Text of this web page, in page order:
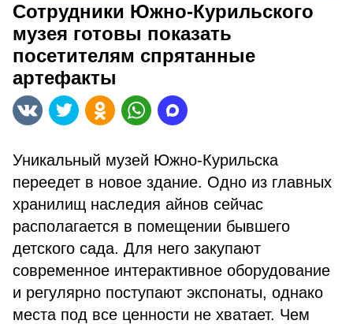
Сотрудники Южно-Курильского
музея готовы показать
посетителям спрятанные
артефакты
Уникальный музей Южно-Курильска
переедет в новое здание. Одно из главных
хранилищ наследия айнов сейчас
располагается в помещении бывшего
детского сада. Для него закупают
современное интерактивное оборудование
и регулярно поступают экспонаты, однако
места под все ценности не хватает. Чем